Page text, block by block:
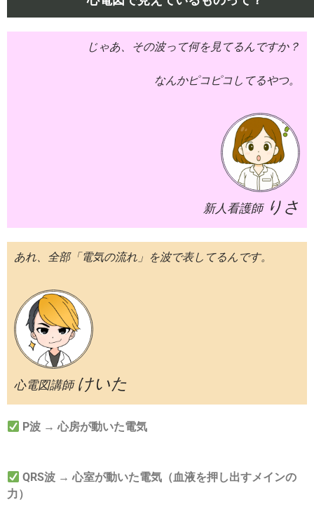
じゃあ、その波って何を見てるんですか？
なんかピコピコしてるやつ。
新人看護師 りさ
あれ、全部「電気の流れ」を波で表してるんです。
心電図講師 けいた
P波 → 心房が動いた電気
QRS波 → 心室が動いた電気（血液を押し出すメインの
力）